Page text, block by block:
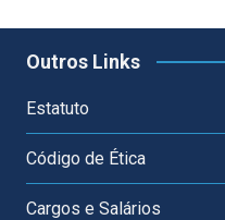
Outros Links
Estatuto
Código de Ética
Cargos e Salários